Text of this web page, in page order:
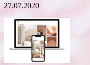
27.07.2020